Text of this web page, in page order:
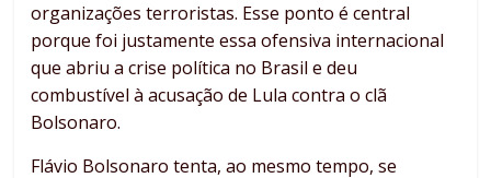
organizações terroristas. Esse ponto é central
porque foi justamente essa ofensiva internacional
que abriu a crise política no Brasil e deu
combustível à acusação de Lula contra o clã
Bolsonaro.
Flávio Bolsonaro tenta, ao mesmo tempo, se